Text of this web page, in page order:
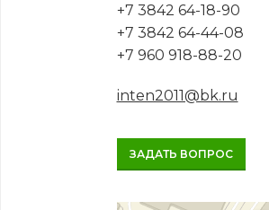
+7 3842 64-18-90
+7 3842 64-44-08
+7 960 918-88-20
inten2011@bk.ru
ЗАДАТЬ ВОПРОС